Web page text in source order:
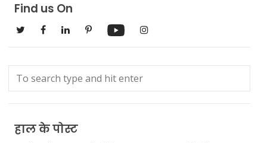
Find us On
हाल के पोस्ट